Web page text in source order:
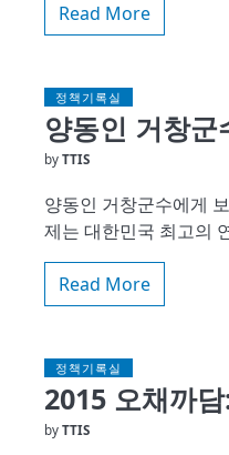
Read More
정책기록실
양동인 거창군
by TTIS
양동인 거창군수에게
제는 대한민국 최고의
Read More
정책기록실
2015 오채까
by TTIS